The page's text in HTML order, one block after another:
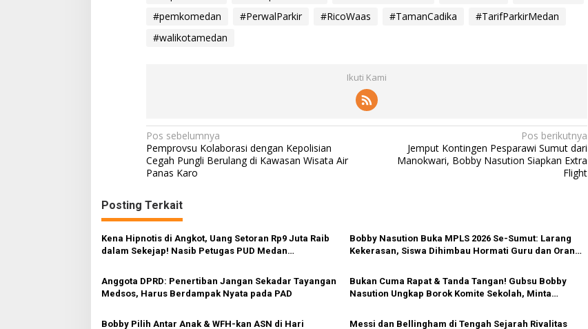
#pemkomedan
#PerwalParkir #RicoWaas #TamanCadika
#TarifParkirMedan
#walikotamedan
Ikuti Kami
N
a
v
i
g
a
s
i
p
Pos sebelumnya
Pemprovsu Kolaborasi dengan Kepolisian
Cegah Pungli Berulang di Kawasan Wisata Air
Panas Karo
Pos berikutnya
Jemput Kontingen Pesparawi Sumut dari
Manokwari, Bobby Nasution Siapkan Extra
Flight
Posting Terkait
Kena Hipnotis di Angkot, Uang Setoran Rp9 Juta Raib
dalam Sekejap! Nasib Petugas PUD Medan
Bobby Nasution Buka MPLS 2026 Se-Sumut: Larang
Kekerasan, Siswa Dihimbau Hormati Guru dan Orang
Anggota DPRD: Penertiban Jangan Sekadar Tayangan
Medsos, Harus Berdampak Nyata pada PAD
Bukan Cuma Rapat & Tanda Tangan! Gubsu Bobby
Nasution Ungkap Borok Komite Sekolah, Minta
Bobby Pilih Antar Anak & WFH-kan ASN di Hari
Messi dan Bellingham di Tengah Sejarah Rivalitas